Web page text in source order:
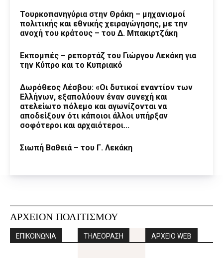
Τουρκοπανηγύρια στην Θράκη – μηχανισμοί
πολιτικής και εθνικής χειραγώγησης, με την
ανοχή του κράτους – του Δ. Μπακιρτζάκη
Εκπομπές – ρεπορτάζ του Γιώργου Λεκάκη για
την Κύπρο και το Κυπριακό
Δωρόθεος Λέσβου: «Οι δυτικοί εναντίον των
Ελλήνων, εξαπολύουν έναν συνεχή και
ατελείωτο πόλεμο και αγωνίζονται να
αποδείξουν ότι κάποιοι άλλοι υπήρξαν
σοφότεροι και αρχαιότεροι...
Σιωπή Βαθειά – του Γ. Λεκάκη
ΑΡΧΕΙΟΝ ΠΟΛΙΤΙΣΜΟΥ
ΕΠΙΚΟΙΝΩΝΙΑ ΤΗΛΕΟΡΑΣΗ ΑΡΧΕΙΟ WEB